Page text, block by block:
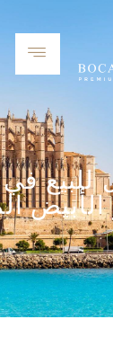
للبيع في
الأبيض